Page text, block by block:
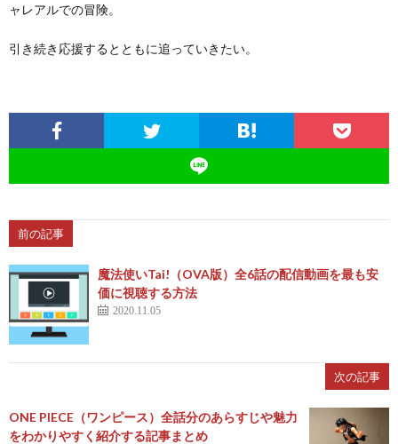
ャレアルでの冒険。
引き続き応援するとともに追っていきたい。
前の記事
魔法使いTai!（OVA版）全6話の配信動画を最も安
価に視聴する方法
2020.11.05
次の記事
ONE PIECE（ワンピース）全話分のあらすじや魅力
をわかりやすく紹介する記事まとめ